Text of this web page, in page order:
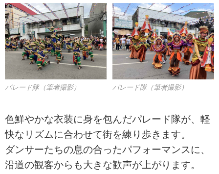
パレード隊（筆者撮影） パレード隊（筆者撮影）
色鮮やかな衣装に身を包んだパレード隊が、軽
快なリズムに合わせて街を練り歩きます。
ダンサーたちの息の合ったパフォーマンスに、
沿道の観客からも大きな歓声が上がります。